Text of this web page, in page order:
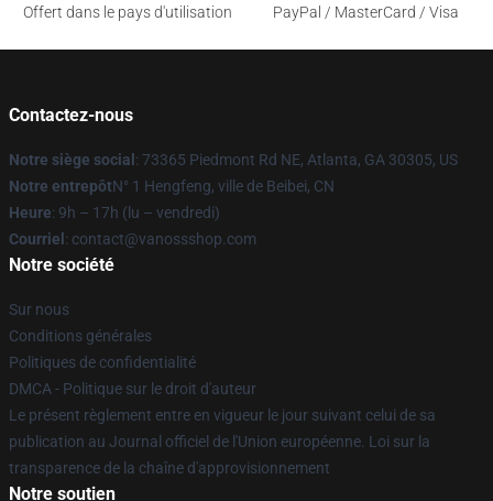
Offert dans le pays d'utilisation
PayPal / MasterCard / Visa
Contactez-nous
Notre siège social : 73365 Piedmont Rd NE, Atlanta, GA 30305, US
Notre entrepôtN° 1 Hengfeng, ville de Beibei, CN
Heure: 9h – 17h (lu – vendredi)
Courriel : contact@vanossshop.com
Notre société
Sur nous
Conditions générales
Politiques de confidentialité
DMCA - Politique sur le droit d'auteur
Le présent règlement entre en vigueur le jour suivant celui de sa
publication au Journal officiel de l'Union européenne. Loi sur la
transparence de la chaîne d'approvisionnement
Notre soutien